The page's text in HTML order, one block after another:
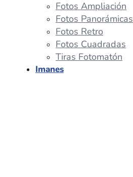
Fotos Ampliación
Fotos Panorámicas
Fotos Retro
Fotos Cuadradas
Tiras Fotomatón
Imanes